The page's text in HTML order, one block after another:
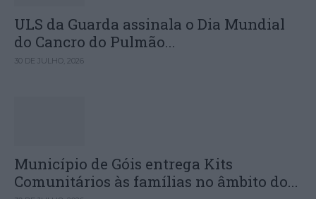
ULS da Guarda assinala o Dia Mundial
do Cancro do Pulmão...
30 DE JULHO, 2026
Município de Góis entrega Kits
Comunitários às famílias no âmbito do...